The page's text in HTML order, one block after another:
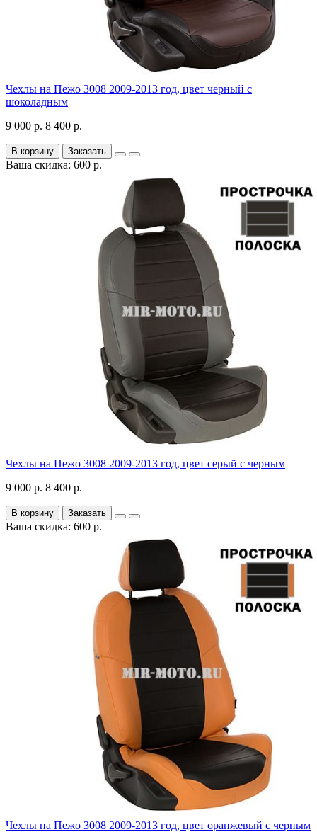
Чехлы на Пежо 3008 2009-2013 год, цвет черный с
шоколадным
9 000 р. 8 400 р.
В корзину Заказать
Ваша скидка: 600 р.
Чехлы на Пежо 3008 2009-2013 год, цвет серый с черным
9 000 р. 8 400 р.
В корзину Заказать
Ваша скидка: 600 р.
Чехлы на Пежо 3008 2009-2013 год, цвет оранжевый с черным